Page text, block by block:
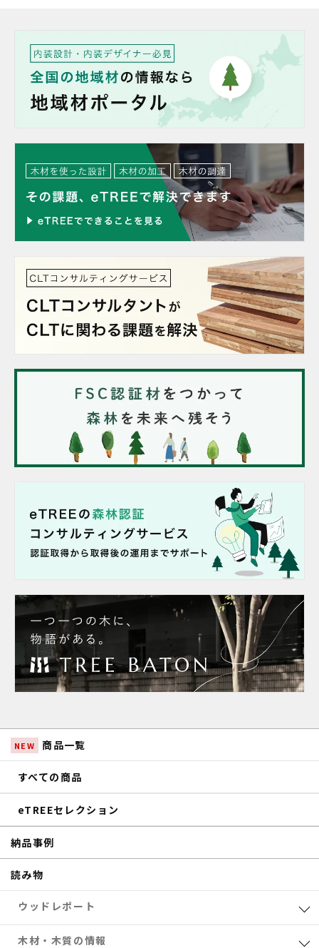
NEW 商品一覧
すべての商品
eTREEセレクション
納品事例
読み物
ウッドレポート
業界レポート
木材・木質の情報